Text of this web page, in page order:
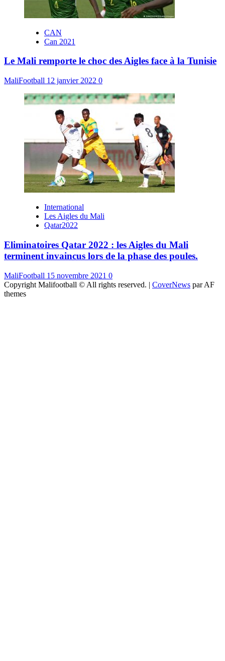
CAN
Can 2021
Le Mali remporte le choc des Aigles face à la Tunisie
MaliFootball 12 janvier 2022 0
International
Les Aigles du Mali
Qatar2022
Eliminatoires Qatar 2022 : les Aigles du Mali
terminent invaincus lors de la phase des poules.
MaliFootball 15 novembre 2021 0
Copyright Malifootball © All rights reserved. | CoverNews par AF
themes